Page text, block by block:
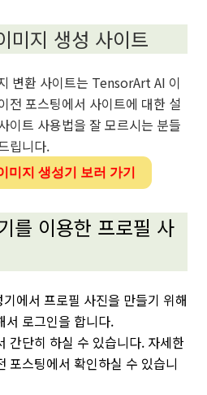
지 생성 사이트
변환 사이트는 TensorArt AI 이
전 포스팅에서 사이트에 대한 설
이트 사용법을 잘 모르시는 분들
립니다.
미지 생성기 보러 가기
를 이용한 프로필 사
에서 프로필 사진을 만들기 위해
서 로그인을 합니다.
간단히 하실 수 있습니다. 자세한
포스팅에서 확인하실 수 있습니